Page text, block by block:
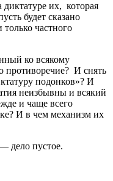
диктатуре их, которая
будет сказано
только частного
ко всякому
противоречие? И снять
подонков»? И
неизбывны и всякий
и чаще всего
И в чем механизм их
дело пустое.